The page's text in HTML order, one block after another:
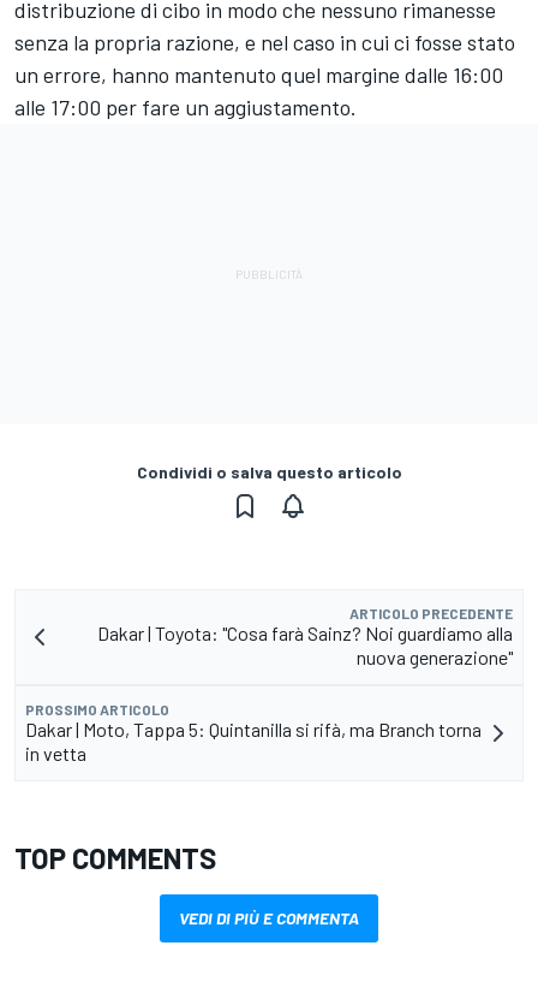
distribuzione di cibo in modo che nessuno rimanesse
senza la propria razione, e nel caso in cui ci fosse stato
un errore, hanno mantenuto quel margine dalle 16:00
alle 17:00 per fare un aggiustamento.
Condividi o salva questo articolo
ARTICOLO PRECEDENTE
Dakar | Toyota: "Cosa farà Sainz? Noi guardiamo alla
nuova generazione"
PROSSIMO ARTICOLO
Dakar | Moto, Tappa 5: Quintanilla si rifà, ma Branch torna
in vetta
TOP COMMENTS
VEDI DI PIÙ E COMMENTA